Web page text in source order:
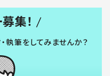
集！
執筆をしてみませんか？